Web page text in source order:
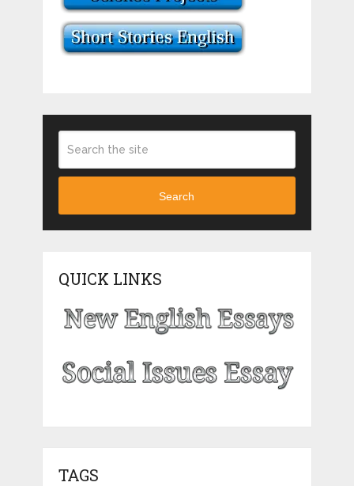
Search
QUICK LINKS
TAGS